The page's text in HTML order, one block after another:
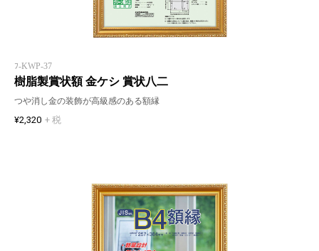
ﾌ-KWP-37
樹脂製賞状額 金ケシ 賞状八二
つや消し金の装飾が高級感のある額縁
¥2,320 + 税